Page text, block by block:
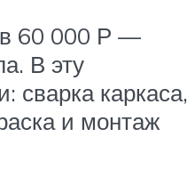
в 60 000 Р —
В эту
сварка каркаса,
и монтаж